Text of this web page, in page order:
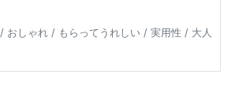
おしゃれ / もらってうれしい / 実用性 / 大人